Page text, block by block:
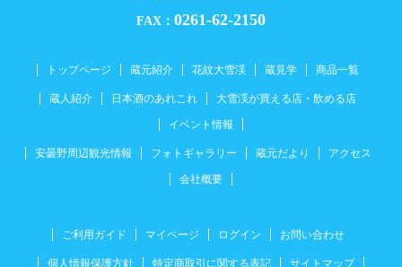
FAX： 0261-62-2150
トップページ 蔵元紹介 花紋大雪渓 蔵見学 商品一覧
蔵人紹介 日本酒のあれこれ 大雪渓が買える店・飲める店
イベント情報
安曇野周辺観光情報 フォトギャラリー 蔵元だより アクセス
会社概要
ご利用ガイド マイページ ログイン お問い合わせ
個人情報保護方針 特定商取引に関する表記 サイトマップ